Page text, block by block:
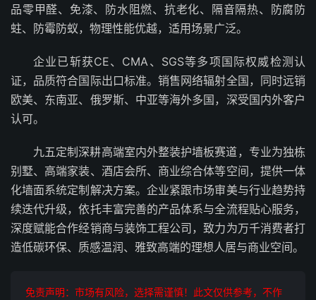
品零甲醛、免漆、防水阻燃、抗老化、隔音隔热、防腐防
蛀、防霉防蚁，物理性能优越，适用场景广泛。
企业已斩获CE、CMA、SGS等多项国际权威检测认
证，品质符合国际出口标准。销售网络辐射全国，同时远销
欧美、东南亚、俄罗斯、中亚等海外多国，深受国内外客户
认可。
九五定制深耕高端室内外整装护墙板赛道，专业为独栋
别墅、高端家装、酒店会所、商业综合体等空间，提供一体
化墙面系统定制解决方案。企业紧跟市场审美与行业趋势持
续迭代升级，依托丰富完善的产品体系与全流程贴心服务，
深度赋能合作经销商与装饰工程公司，致力为万千消费者打
造低碳环保、质感温润、雅致高端的理想人居与商业空间。
免责声明：市场有风险，选择需谨慎！此文仅供参考，不作